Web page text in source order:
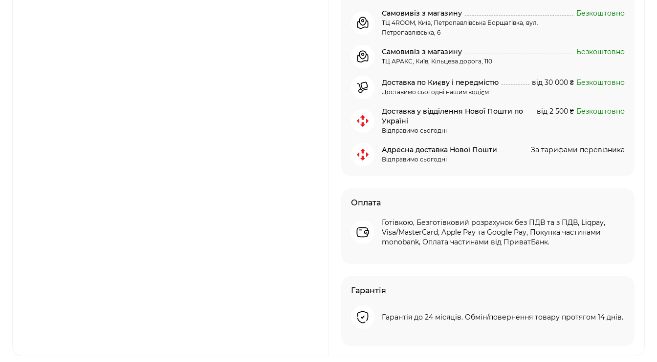
Самовивіз з магазину
ТЦ 4ROOM, Київ, Петропавлівська Борщагівка, вул.
Петропавлівська, 6
Безкоштовно
Самовивіз з магазину
ТЦ АРАКС, Київ, Кільцева дорога, 110
Безкоштовно
Доставка по Києву і передмістю
Доставимо сьогодні нашим водієм
від 30 000 ₴ Безкоштовно
Доставка у відділення Нової Пошти по
Україні
Відправимо сьогодні
від 2 500 ₴ Безкоштовно
Адресна доставка Нової Пошти
Відправимо сьогодні
За тарифами перевізника
Оплата
Готівкою, Безготівковий розрахунок без ПДВ та з ПДВ, Liqpay,
Visa/MasterCard, Apple Pay та Google Pay, Покупка частинами
monobank, Оплата частинами від ПриватБанк.
Гарантія
Гарантія до 24 місяців. Обмін/повернення товару протягом 14 днів.